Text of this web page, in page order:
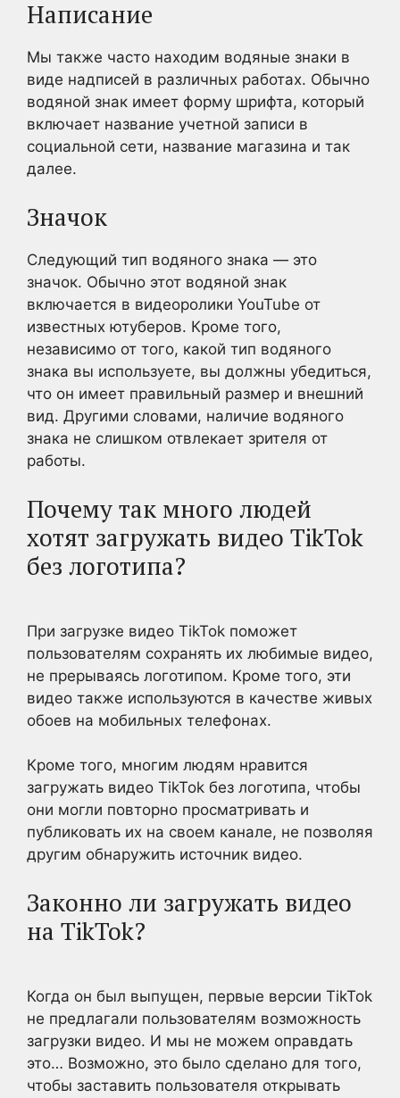
Написание
Мы также часто находим водяные знаки в
виде надписей в различных работах. Обычно
водяной знак имеет форму шрифта, который
включает название учетной записи в
социальной сети, название магазина и так
далее.
Значок
Следующий тип водяного знака — это
значок. Обычно этот водяной знак
включается в видеоролики YouTube от
известных ютуберов. Кроме того,
независимо от того, какой тип водяного
знака вы используете, вы должны убедиться,
что он имеет правильный размер и внешний
вид. Другими словами, наличие водяного
знака не слишком отвлекает зрителя от
работы.
Почему так много людей
хотят загружать видео TikTok
без логотипа?
При загрузке видео TikTok поможет
пользователям сохранять их любимые видео,
не прерываясь логотипом. Кроме того, эти
видео также используются в качестве живых
обоев на мобильных телефонах.
Кроме того, многим людям нравится
загружать видео TikTok без логотипа, чтобы
они могли повторно просматривать и
публиковать их на своем канале, не позволяя
другим обнаружить источник видео.
Законно ли загружать видео
на TikTok?
Когда он был выпущен, первые версии TikTok
не предлагали пользователям возможность
загрузки видео. И мы не можем оправдать
это… Возможно, это было сделано для того,
чтобы заставить пользователя открывать